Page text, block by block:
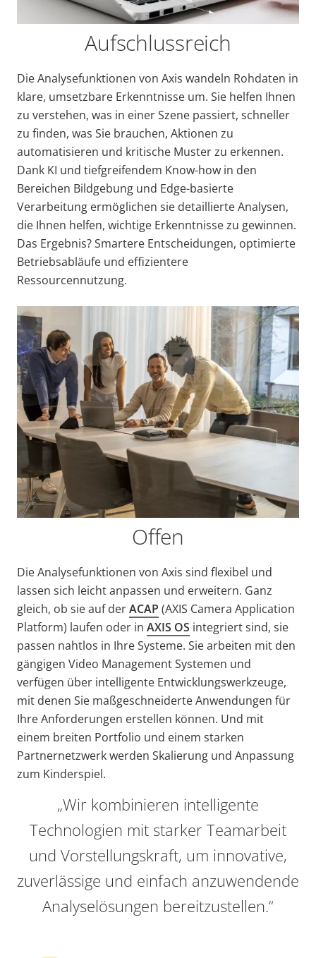
Aufschlussreich
Die Analysefunktionen von Axis wandeln Rohdaten in
klare, umsetzbare Erkenntnisse um. Sie helfen Ihnen
zu verstehen, was in einer Szene passiert, schneller
zu finden, was Sie brauchen, Aktionen zu
automatisieren und kritische Muster zu erkennen.
Dank KI und tiefgreifendem Know-how in den
Bereichen Bildgebung und Edge-basierte
Verarbeitung ermöglichen sie detaillierte Analysen,
die Ihnen helfen, wichtige Erkenntnisse zu gewinnen.
Das Ergebnis? Smartere Entscheidungen, optimierte
Betriebsabläufe und effizientere
Ressourcennutzung.
Offen
Die Analysefunktionen von Axis sind flexibel und
lassen sich leicht anpassen und erweitern. Ganz
gleich, ob sie auf derACAP (AXIS Camera Application
Platform) laufen oder in AXIS OS integriert sind, sie
passen nahtlos in Ihre Systeme. Sie arbeiten mit den
gängigen Video Management Systemen und
verfügen über intelligente Entwicklungswerkzeuge,
mit denen Sie maßgeschneiderte Anwendungen für
Ihre Anforderungen erstellen können. Und mit
einem breiten Portfolio und einem starken
Partnernetzwerk werden Skalierung und Anpassung
zum Kinderspiel.
„Wir kombinieren intelligente
Technologien mit starker Teamarbeit
und Vorstellungskraft, um innovative,
zuverlässige und einfach anzuwendende
Analyselösungen bereitzustellen.“